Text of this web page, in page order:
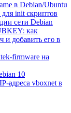
в Debian/Ubuntu
init скриптов
сети Debian
как
и добавить его в
firmware на
10
адреса vboxnet в